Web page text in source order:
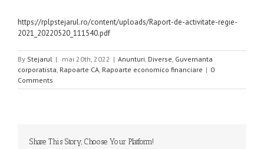
https://rplpstejarul.ro/content/uploads/Raport-de-activitate-regie-
2021_20220520_111540.pdf
By Stejarul | mai 20th, 2022 | Anunturi, Diverse, Guvernanta
corporatista, Rapoarte CA, Rapoarte economico financiare | 0
Comments
Share This Story, Choose Your Platform!